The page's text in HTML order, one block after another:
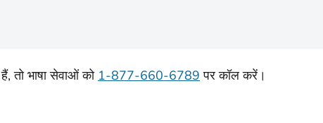
तो भाषा सेवाओं को 1-877-660-6789 पर कॉल करें।